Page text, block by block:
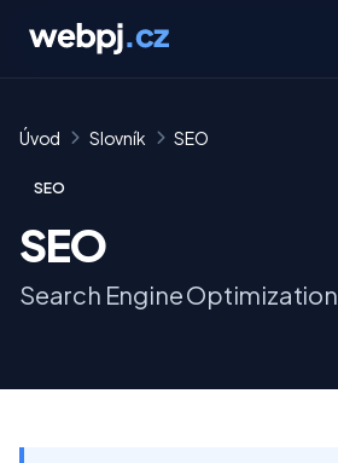
Úvod Slovník SEO
SEO
SEO
Search Engine Optimization